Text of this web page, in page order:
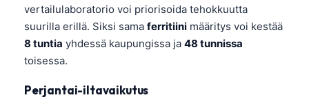
vertailulaboratorio voi priorisoida tehokkuutta
suurilla erillä. Siksi sama ferritiini määritys voi kestää
8 tuntia yhdessä kaupungissa ja 48 tunnissa
toisessa.
Perjantai-iltavaikutus